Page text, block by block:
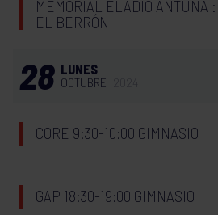
MEMORIAL ELADIO ANTUÑA :
EL BERRÓN
28 LUNES
OCTUBRE
CORE 9:30-10:00 GIMNASIO
GAP 18:30-19:00 GIMNASIO